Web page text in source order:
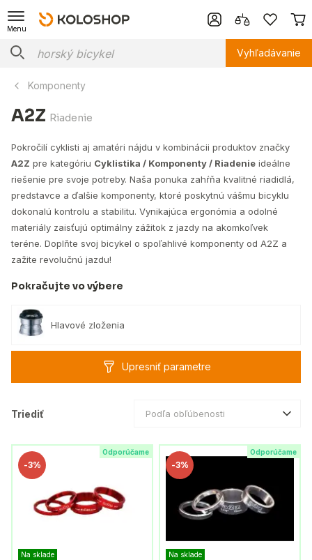
Menu
Vyhľadávanie
Komponenty
A2Z Riadenie
Pokročilí cyklisti aj amatéri nájdu v kombinácii produktov značky
A2Z pre kategóriu Cyklistika / Komponenty / Riadenie ideálne
riešenie pre svoje potreby. Naša ponuka zahŕňa kvalitné riadidlá,
predstavce a ďalšie komponenty, ktoré poskytnú vášmu bicyklu
dokonalú kontrolu a stabilitu. Vynikajúca ergonómia a odolné
materiály zaisťujú optimálny zážitok z jazdy na akomkoľvek
teréne. Doplňte svoj bicykel o spoľahlivé komponenty od A2Z a
zažite revolučnú jazdu!
Pokračujte vo výbere
Hlavové zloženia
Upresniť parametre
Triediť Podľa obľúbenosti
Odporúčame
-3%
Na sklade
Odporúčame
-3%
Na sklade